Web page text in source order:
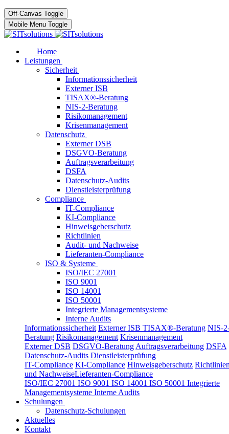
Off-Canvas Toggle
Mobile Menu Toggle
Home
Leistungen
Sicherheit
Informationssicherheit
Externer ISB
TISAX®-Beratung
NIS-2-Beratung
Risikomanagement
Krisenmanagement
Datenschutz
Externer DSB
DSGVO-Beratung
Auftragsverarbeitung
DSFA
Datenschutz-Audits
Dienstleisterprüfung
Compliance
IT-Compliance
KI-Compliance
Hinweisgeberschutz
Richtlinien
Audit- und Nachweise
Lieferanten-Compliance
ISO & Systeme
ISO/IEC 27001
ISO 9001
ISO 14001
ISO 50001
Integrierte Managementsysteme
Interne Audits
Informationssicherheit Externer ISB TISAX®-Beratung NIS-
Beratung Risikomanagement Krisenmanagement
Externer DSB DSGVO-Beratung Auftragsverarbeitung DSFA
Datenschutz-Audits Dienstleisterprüfung
IT-Compliance KI-Compliance Hinweisgeberschutz
und NachweiseLieferanten-Compliance
ISO/IEC 27001 ISO 9001 ISO 14001 ISO 50001 Integrierte
Managementsysteme Interne Audits
Schulungen
Datenschutz-Schulungen
Aktuelles
Kontakt